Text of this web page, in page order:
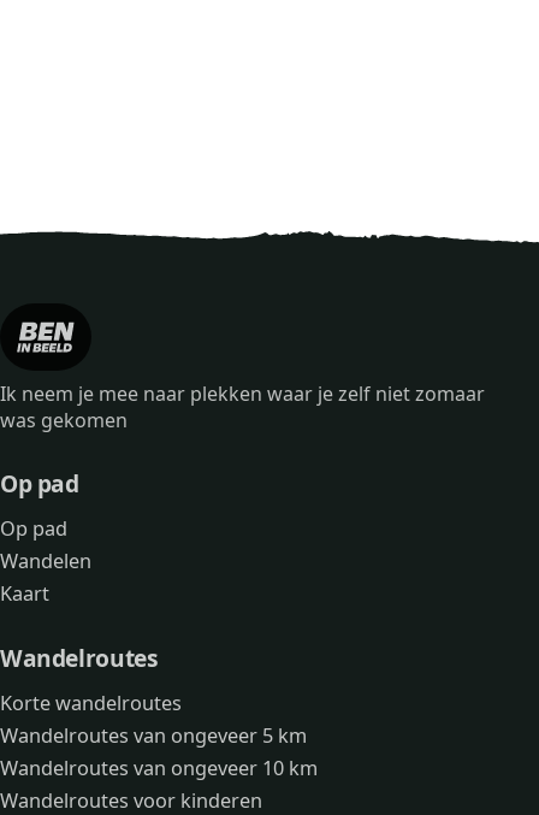
Ik neem je mee naar plekken waar je zelf niet zomaar
was gekomen
Op pad
Op pad
Wandelen
Kaart
Wandelroutes
Korte wandelroutes
Wandelroutes van ongeveer 5 km
Wandelroutes van ongeveer 10 km
Wandelroutes voor kinderen